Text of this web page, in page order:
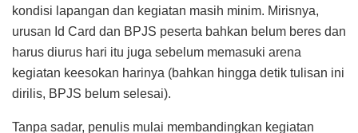
kondisi lapangan dan kegiatan masih minim. Mirisnya,
urusan Id Card dan BPJS peserta bahkan belum beres dan
harus diurus hari itu juga sebelum memasuki arena
kegiatan keesokan harinya (bahkan hingga detik tulisan ini
dirilis, BPJS belum selesai).
Tanpa sadar, penulis mulai membandingkan kegiatan